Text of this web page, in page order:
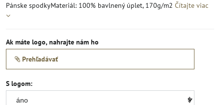
Pánske spodkyMateriál: 100% bavlnený úplet, 170g/m2 Čítajte viac
Ak máte logo, nahrajte nám ho
Prehľadávať
S logom: